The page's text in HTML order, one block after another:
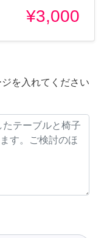
¥3,000
を入れてください